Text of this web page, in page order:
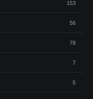
153
56
78
7
5